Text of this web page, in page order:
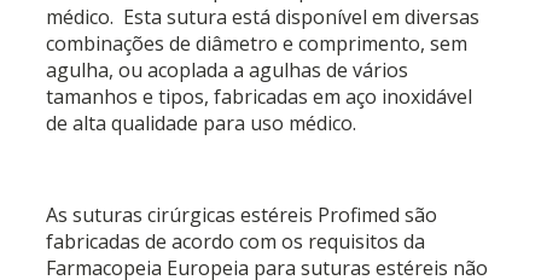
médico. Esta sutura está disponível em diversas
combinações de diâmetro e comprimento, sem
agulha, ou acoplada a agulhas de vários
tamanhos e tipos, fabricadas em aço inoxidável
de alta qualidade para uso médico.
As suturas cirúrgicas estéreis Profimed são
fabricadas de acordo com os requisitos da
Farmacopeia Europeia para suturas estéreis não